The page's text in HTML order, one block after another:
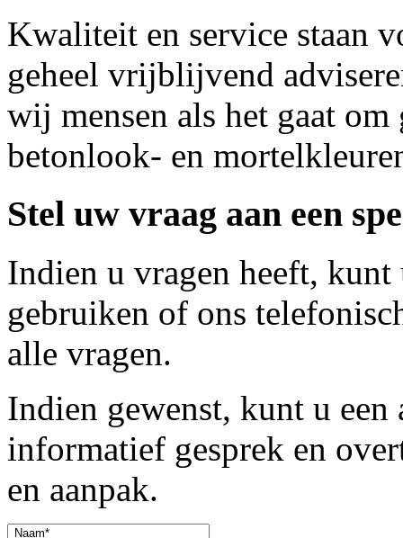
Kwaliteit en service staan
geheel vrijblijvend
wij mensen als het gaat
betonlook- en
Stel uw vraag aan een
Indien u vragen heeft,
gebruiken of ons
alle vragen.
Indien gewenst, kunt u een
informatief gesprek en
en aanpak.